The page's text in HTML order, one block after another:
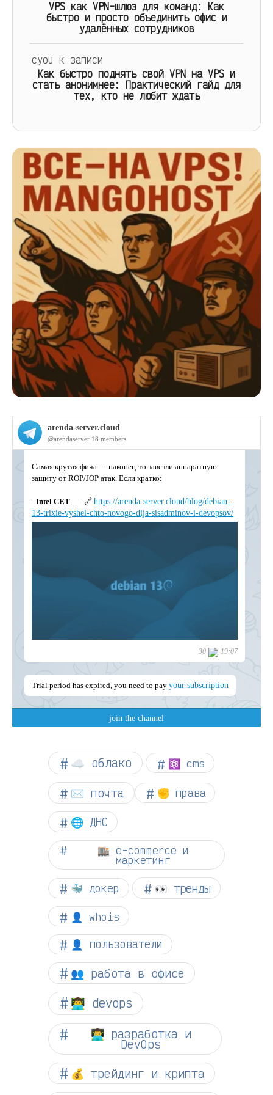
VPS как VPN-шлюз для команд: Как
быстро и просто объединить офис и
удалённых сотрудников
cyou к записи
Как быстро поднять свой VPN на VPS и
стать анонимнее: Практический гайд для
тех, кто не любит ждать
☁︎ облако ⚛ cms
✉️ почта ✊ права
🌐 ДНС
🏬 e-commerce и
маркетинг
🐳 докер 👀 тренды
👤 whois
👤 пользователи
👥 работа в офисе
👨‍💻 devops
👨‍💻 разработка и
DevOps
💰 трейдинг и крипта